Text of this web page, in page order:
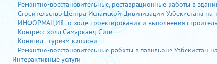
Ремонтно-восстановительные, реставрационные работы в
Строительство Центра Исламской Цивилизации Узбекистана
ИНФОРМАЦИЯ о ходе проектирования и выполнения
Конгресс холл Самарканд Сити
Конигил - туризм қишлоғи
Ремонтно-восстановительные работы в павильоне Узбекистан
Интерактивные услуги